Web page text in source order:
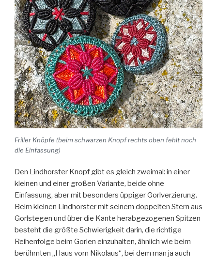
Friller Knöpfe (beim schwarzen Knopf rechts oben fehlt noch
die Einfassung)
Den Lindhorster Knopf gibt es gleich zweimal: in einer
kleinen und einer großen Variante, beide ohne
Einfassung, aber mit besonders üppiger Gorlverzierung.
Beim kleinen Lindhorster mit seinem doppelten Stern aus
Gorlstegen und über die Kante herabgezogenen Spitzen
besteht die größte Schwierigkeit darin, die richtige
Reihenfolge beim Gorlen einzuhalten, ähnlich wie beim
berühmten „Haus vom Nikolaus“, bei dem man ja auch